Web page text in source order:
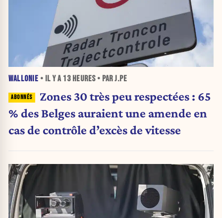
WALLONIE • IL Y A 13 HEURES• PAR J.PE
Zones 30 très peu respectées : 65
% des Belges auraient une amende en
cas de contrôle d’excès de vitesse